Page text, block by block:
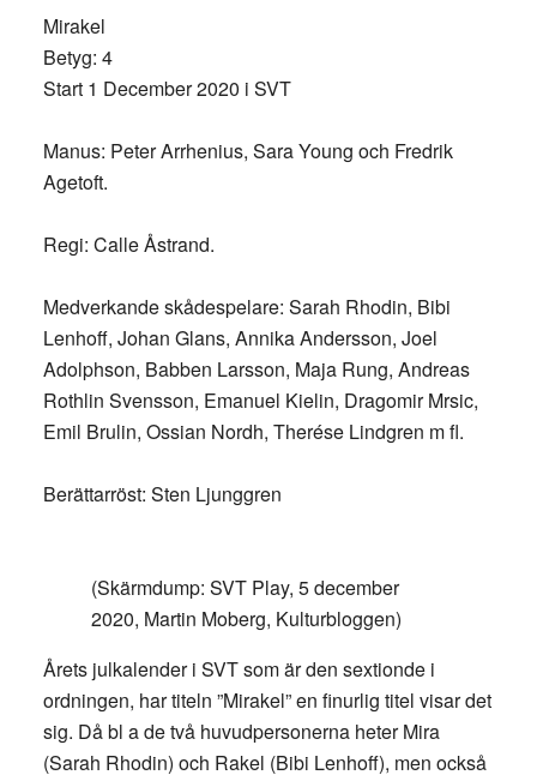
Mirakel
Betyg: 4
Start 1 December 2020 i SVT
Manus: Peter Arrhenius, Sara Young och Fredrik
Agetoft.
Regi: Calle Åstrand.
Medverkande skådespelare: Sarah Rhodin, Bibi
Lenhoff, Johan Glans, Annika Andersson, Joel
Adolphson, Babben Larsson, Maja Rung, Andreas
Rothlin Svensson, Emanuel Kielin, Dragomir Mrsic,
Emil Brulin, Ossian Nordh, Therése Lindgren m fl.
Berättarröst: Sten Ljunggren
(Skärmdump: SVT Play, 5 december
2020, Martin Moberg, Kulturbloggen)
Årets julkalender i SVT som är den sextionde i
ordningen, har titeln ”Mirakel” en finurlig titel visar det
sig. Då bl a de två huvudpersonerna heter Mira
(Sarah Rhodin) och Rakel (Bibi Lenhoff), men också